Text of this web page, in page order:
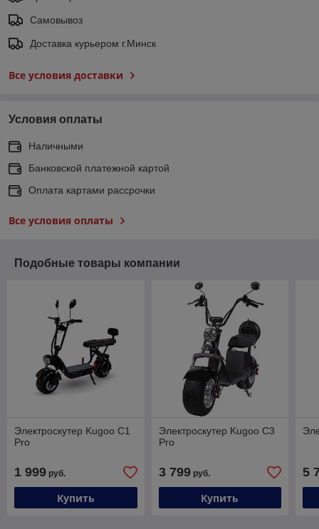
Самовывоз
Доставка курьером г.Минск
Все условия доставки
Условия оплаты
Наличными
Банковской платежной картой
Оплата картами рассрочки
Все условия оплаты
Подобные товары компании
Электроскутер Kugoo C1
Pro
1 999 руб.
Купить
Электроскутер Kugoo C3
Pro
3 799руб.
Купить
5